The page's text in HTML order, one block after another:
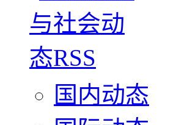
国内动态